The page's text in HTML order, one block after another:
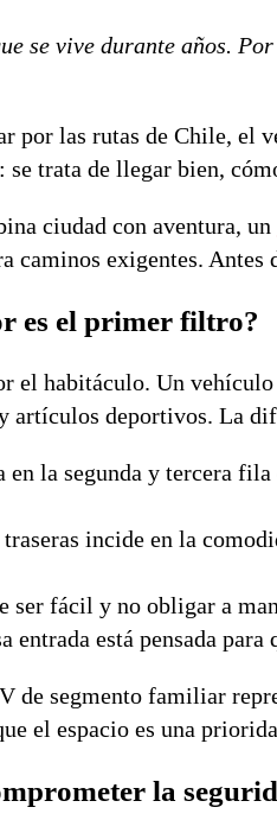
se vive durante años.
por las rutas de Chile, el
trata de llegar bien,
ciudad con aventura, un
caminos exigentes.
es el primer filtro?
el habitáculo. Un
artículos deportivos. La
la segunda y tercera
incide en la
ser fácil y no obligar a
entrada está pensada para
de segmento familiar
el espacio es una
la